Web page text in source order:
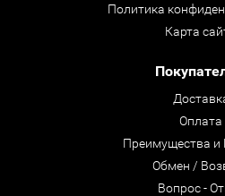
Политика
Карта
Оплата
Преимущества и
Обмен /
Вопрос -